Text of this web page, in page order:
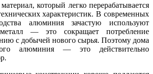
который легко перерабатывается
характеристик. В современных
алюминия зачастую используют
— это сокращает потребление
с добычей нового сырья. Поэтому дома
алюминия — это действительно